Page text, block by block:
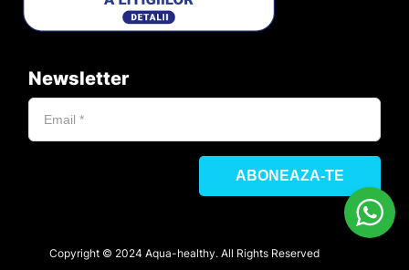
Newsletter
Copyright © 2024 Aqua-healthy. All Rights Reserved